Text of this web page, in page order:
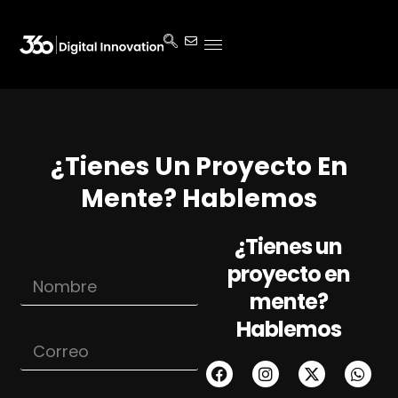
¿Tienes Un Proyecto En
Mente? Hablemos
¿Tienes un
proyecto en
mente?
Hablemos
m
*
r